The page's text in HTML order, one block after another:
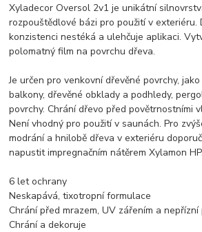
Xyladecor Oversol 2v1 je unikátní
rozpouštědlové bázi pro použití v exteriéru.
konzistenci nestéká a ulehčuje aplikaci.
polomatný film na povrchu dřeva.
Je určen pro venkovní dřevěné povrchy,
balkony, dřevěné obklady a podhledy,
povrchy. Chrání dřevo před povětrnostními
Není vhodný pro použití v saunách. Pro
modrání a hnilobě dřeva v exteriéru
napustit impregnačním nátěrem Xylamon HP.
6 let ochrany
Neskapává, tixotropní formulace
Chrání před mrazem, UV zářením a nepřízní
Chrání a dekoruje